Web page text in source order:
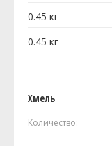
0.45 кг
0.45 кг
Хмель
Количество: